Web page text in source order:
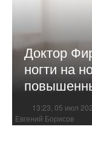
Доктор
ногти на
13:23, 05 июл
Евгений Борисов